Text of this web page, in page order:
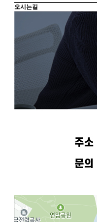
오시는길